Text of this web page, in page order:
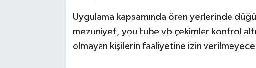
Uygulama kapsamında ören yerlerinde
mezuniyet, you tube vb çekimler kontrol
olmayan kişilerin faaliyetine izin